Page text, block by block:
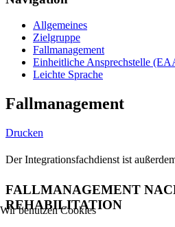
Allgemeines
Zielgruppe
Fallmanagement
Einheitliche Ansprechstelle
Leichte Sprache
Fallmanagement
Drucken
Der Integrationsfachdienst ist
FALLMANAGEMENT
REHABILITATION
Wir benutzen Cookies